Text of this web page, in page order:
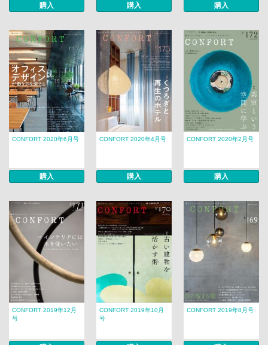
購入 購入 購入
CONFORT 2020年6月号
購入
CONFORT 2020年4月号
購入
CONFORT 2020年2月号
購入
CONFORT 2019年12月
号
CONFORT 2019年10月
号
CONFORT 2019年8月号